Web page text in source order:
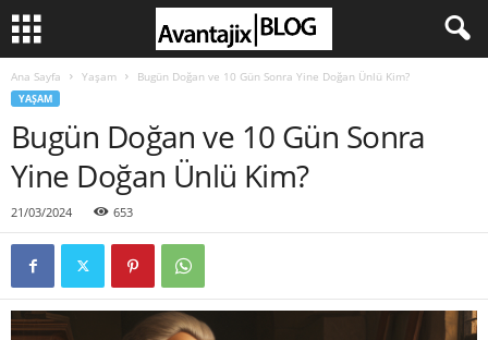
Ana Sayfa Yaşam Bugün Doğan ve 10 Gün Sonra Yine Doğan Ünlü Kim?
YAŞAM
Bugün Doğan ve 10 Gün Sonra
Yine Doğan Ünlü Kim?
21/03/2024 653